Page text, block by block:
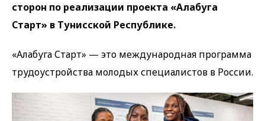
сторон по реализации проекта «Алабуга
Старт» в Тунисской Республике.
«Алабуга Старт» — это международная программа
трудоустройства молодых специалистов в России.